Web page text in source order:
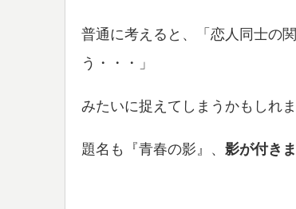
普通に考えると、「恋人同士の
う・・・」
みたいに捉えてしまうかもしれ
題名も『青春の影』、 影が付き